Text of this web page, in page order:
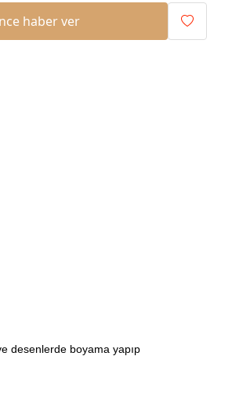
haber ver
desenlerde boyama yapıp